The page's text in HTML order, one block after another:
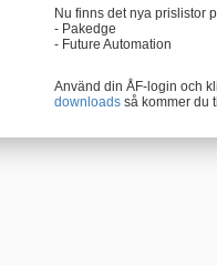
Nu finns det nya prislistor
- Pakedge
- Future Automation
Använd din ÅF-login och
downloads så kommer du